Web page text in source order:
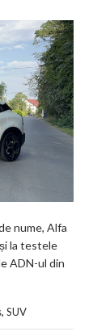
nume, Alfa
la testele
ADN-ul din
, SUV